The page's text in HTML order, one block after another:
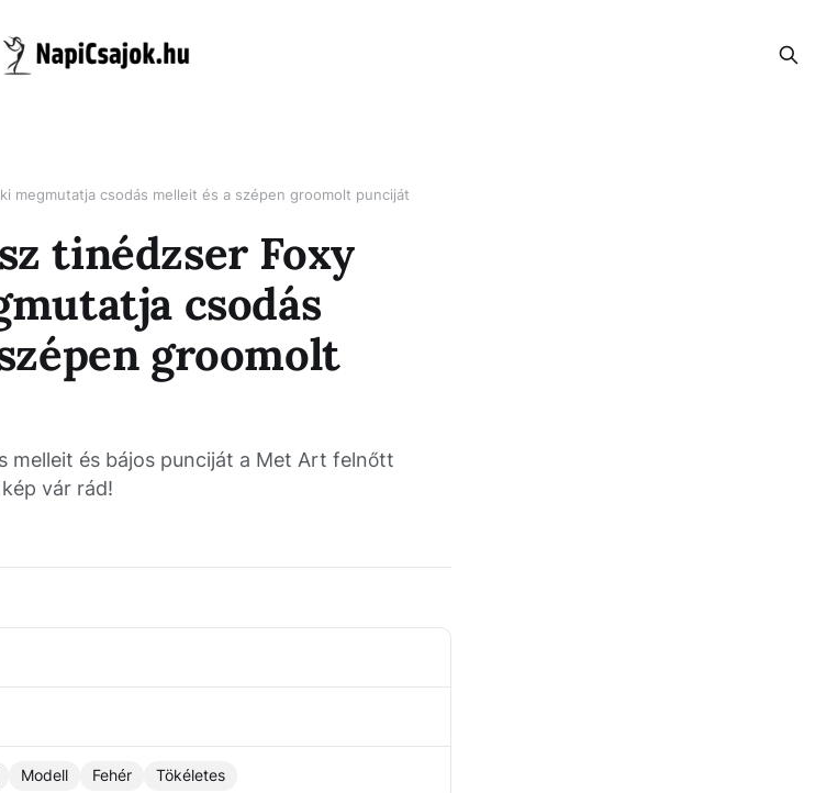
megmutatja csodás melleit és a szépen groomolt punciját
tinédzser Foxy
csodás
groomolt
melleit és bájos punciját a Met Art felnőtt
vár rád!
Modell Fehér Tökéletes